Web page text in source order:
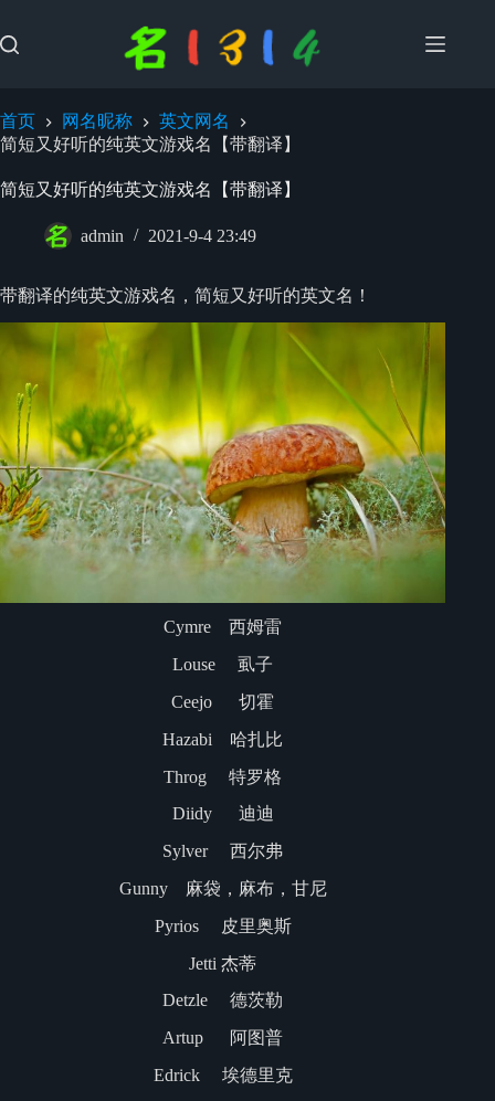
过
内
首页 网名昵称
英文网名
简短又好听的纯英文游戏名【带翻译】
简短又好听的纯英文游戏名【带翻译】
admin 2021-9-4 23:49
带翻译的纯英文游戏名，简短又好听的英文名！
Cymre 西姆雷
Louse 虱子
Ceejo 切霍
Hazabi 哈扎比
Throg 特罗格
Diidy 迪迪
Sylver 西尔弗
Gunny 麻袋，麻布，甘尼
Pyrios 皮里奥斯
Jetti 杰蒂
Detzle 德茨勒
Artup 阿图普
Edrick 埃德里克